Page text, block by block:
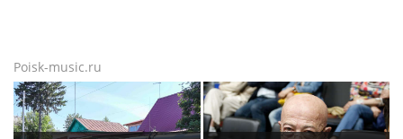
Poisk-music.ru